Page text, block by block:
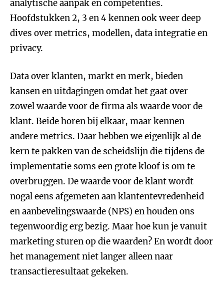
analytische aanpak en competenties.
Hoofdstukken 2, 3 en 4 kennen ook weer deep
dives over metrics, modellen, data integratie en
privacy.
Data over klanten, markt en merk, bieden
kansen en uitdagingen omdat het gaat over
zowel waarde voor de firma als waarde voor de
klant. Beide horen bij elkaar, maar kennen
andere metrics. Daar hebben we eigenlijk al de
kern te pakken van de scheidslijn die tijdens de
implementatie soms een grote kloof is om te
overbruggen. De waarde voor de klant wordt
nogal eens afgemeten aan klantentevredenheid
en aanbevelingswaarde (NPS) en houden ons
tegenwoordig erg bezig. Maar hoe kun je vanuit
marketing sturen op die waarden? En wordt door
het management niet langer alleen naar
transactieresultaat gekeken.